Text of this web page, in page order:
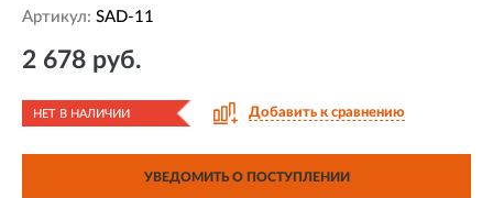
Артикул: SAD-11
2 678 руб.
НЕТ В НАЛИЧИИ Добавить к сравнению
УВЕДОМИТЬ О ПОСТУПЛЕНИИ